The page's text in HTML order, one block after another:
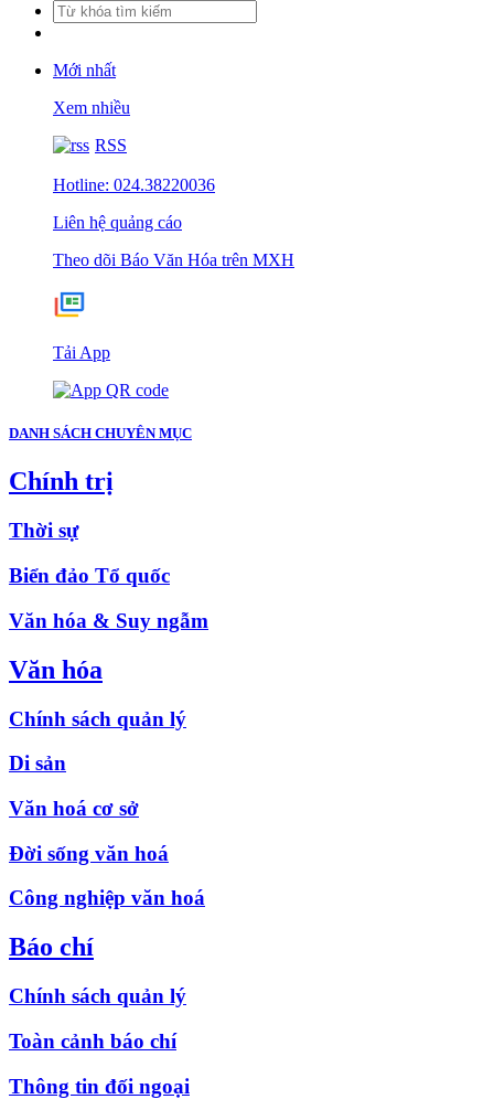
Mới nhất
Xem nhiều
RSS
Hotline: 024.38220036
Liên hệ quảng cáo
Theo dõi Báo Văn Hóa trên MXH
Tải App
DANH SÁCH CHUYÊN MỤC
Chính trị
Thời sự
Biển đảo Tổ quốc
Văn hóa & Suy ngẫm
Văn hóa
Chính sách quản lý
Di sản
Văn hoá cơ sở
Đời sống văn hoá
Công nghiệp văn hoá
Báo chí
Chính sách quản lý
Toàn cảnh báo chí
Thông tin đối ngoại